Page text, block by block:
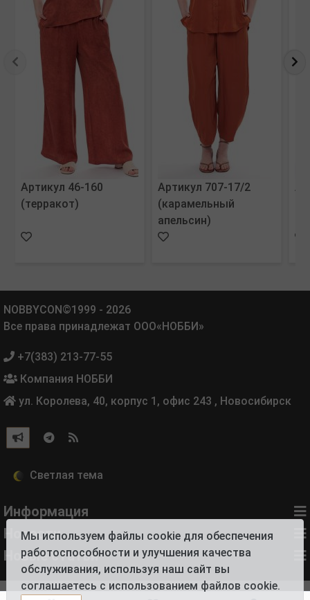
Артикул 46-160
(терракот)
Артикул 707-17/2
(карамельный
апельсин)
NOBBYCON©1999 - 2026
Все права принадлежат ООО«НОББИ»
+7(383) 213-77-55
Компания НОББИ
ул. Королева, 40, корпус 1, офис 243 , Новосибирск
Информация
Новости
Новые статьи
Мы используем файлы cookie для обеспечения
работоспособности и улучшения качества
обслуживания, используя наш сайт вы
соглашаетесь с использованием файлов cookie.